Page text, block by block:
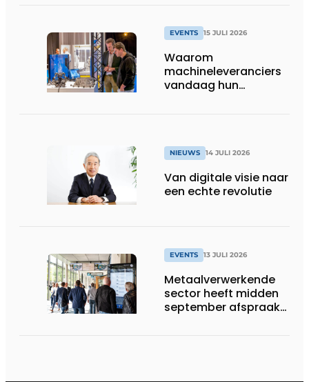
EVENTS 15 JULI 2026
Waarom
machineleveranciers
vandaag hun
NIEUWS 14 JULI 2026
Van digitale visie naar
een echte revolutie
EVENTS 13 JULI 2026
Metaalverwerkende
sector heeft midden
september afspraak